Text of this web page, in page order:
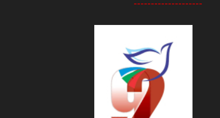
--------------------